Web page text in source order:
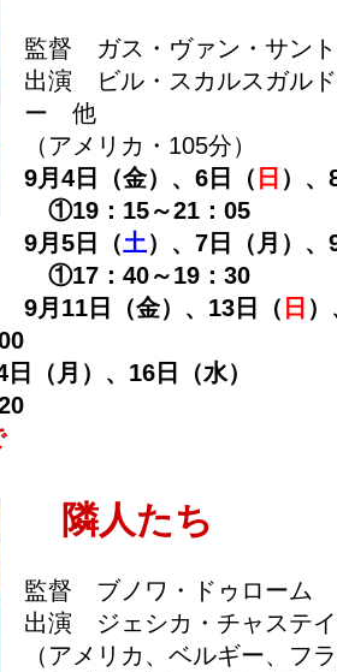
監督 ガス・ヴァン・サント
出演 ビル・スカルスガル
ー 他
（アメリカ・105分）
9月4日（金）、6日（ 日 ）、
①19：15～21：05
9月5日（土）、7日（月）、
①17：40～19：30
9月11日（金）、13日（ 日
日（月）、16日（水）
隣人たち
監督 ブノワ・ドゥローム
出演 ジェシカ・チャステ
（アメリカ、ベルギー、フ